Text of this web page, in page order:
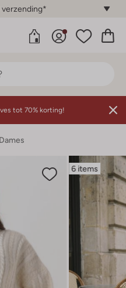
verzending*
tot 70% korting!
6 items